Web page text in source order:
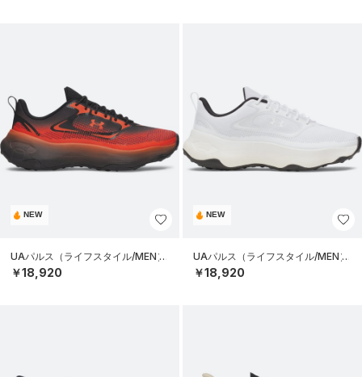
NEW
UAパルス（ライフスタイル/MEN）
￥18,920
NEW
UAパルス（ライフスタイル/MEN）
￥18,920